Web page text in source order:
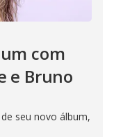
com
e Bruno
seu novo álbum,